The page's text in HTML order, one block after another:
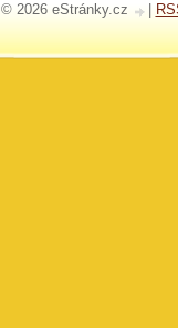
© 2026 eStránky.cz